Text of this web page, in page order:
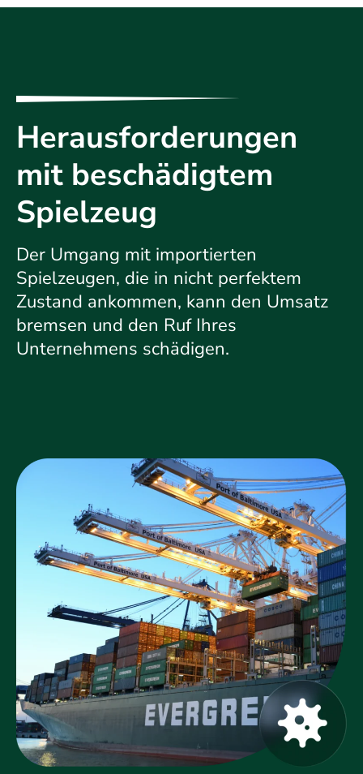
Herausforderungen
mit beschädigtem
Spielzeug
Der Umgang mit importierten
Spielzeugen, die in nicht perfektem
Zustand ankommen, kann den Umsatz
bremsen und den Ruf Ihres
Unternehmens schädigen.